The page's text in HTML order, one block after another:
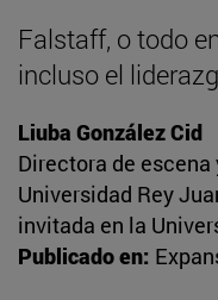
Falstaff, o todo
incluso el
Liuba González Cid
Directora de
Universidad Rey
invitada en la
Publicado en: